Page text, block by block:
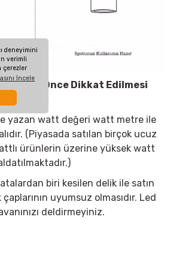
deneyimini
verimli
çerezler
İncele
Önce Dikkat Edilmesi
yazan watt değeri watt metre ile
(Piyasada satılan birçok ucuz
ürünlerin üzerine yüksek watt
biri kesilen delik ile satın
uyumsuz olmasıdır. Led
deldirmeyiniz.